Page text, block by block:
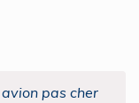
pas cher